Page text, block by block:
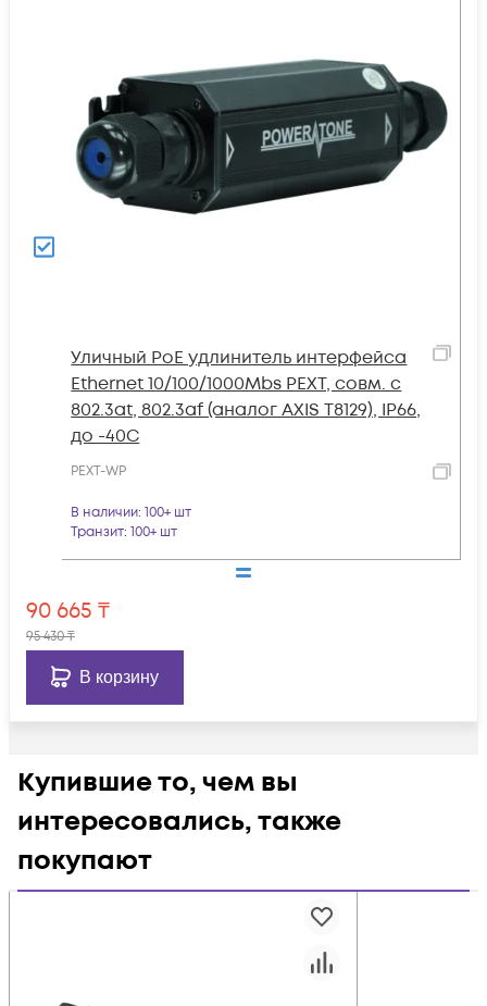
Уличный PoE удлинитель интерфейса
Ethernet 10/100/1000Mbs PEXT, совм. с
802.3at, 802.3af (аналог AXIS T8129), IP66,
до -40С
PEXT-WP
В наличии: 100+ шт
Транзит: 100+ шт
90 665 ₸
95 430₸
В корзину
Купившие то, чем вы
интересовались, также
покупают